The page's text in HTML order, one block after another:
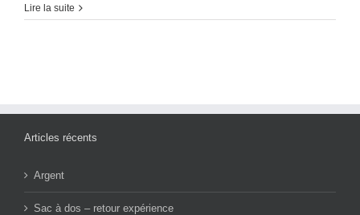
Lire la suite
Articles récents
Argent
Sac à dos – retour expérience